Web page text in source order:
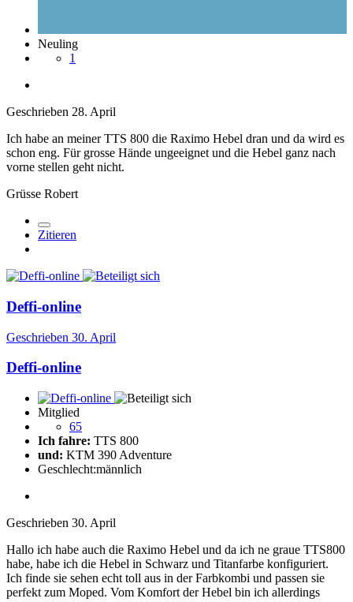
Neuling
1
Geschrieben 28. April
Ich habe an meiner TTS 800 die Raximo Hebel dran und da wird es
schon eng. Für grosse Hände ungeeignet und die Hebel ganz nach
vorne stellen geht nicht.
Grüsse Robert
Zitieren
Deffi-online
Geschrieben 30. April
Deffi-online
Mitglied
65
Ich fahre: TTS 800
und: KTM 390 Adventure
Geschlecht:männlich
Geschrieben 30. April
Hallo ich habe auch die Raximo Hebel und da ich ne graue TTS800
habe, habe ich die Hebel in Schwarz und Titanfarbe konfiguriert.
Ich finde sie sehen echt toll aus in der Farbkombi und passen sie
perfekt zum Moped. Vom Komfort der Hebel bin ich allerdings